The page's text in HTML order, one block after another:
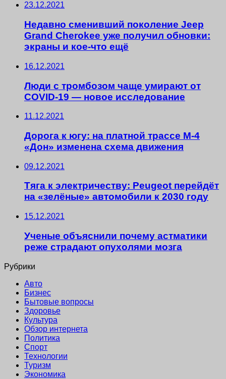
23.12.2021
Недавно сменивший поколение Jeep
Grand Cherokee уже получил обновки:
экраны и кое-что ещё
16.12.2021
Люди с тромбозом чаще умирают от
COVID-19 — новое исследование
11.12.2021
Дорога к югу: на платной трассе М-4
«Дон» изменена схема движения
09.12.2021
Тяга к электричеству: Peugeot перейдёт
на «зелёные» автомобили к 2030 году
15.12.2021
Ученые объяснили почему астматики
реже страдают опухолями мозга
Рубрики
Авто
Бизнес
Бытовые вопросы
Здоровье
Культура
Обзор интернета
Политика
Спорт
Технологии
Туризм
Экономика